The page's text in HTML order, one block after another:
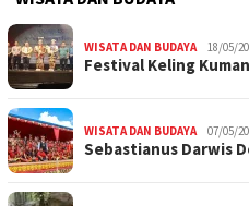
WISATA DAN BUDAYA 18/05/
Festival Keling
WISATA DAN BUDAYA 07/05/
Sebastianus Darwis